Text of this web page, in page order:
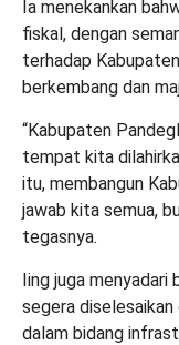
Ia menekankan
fiskal, dengan
terhadap
berkembang dan
“Kabupaten
tempat kita
itu, membangun
jawab kita semua,
tegasnya.
Iing juga menyadari
segera
dalam bidang